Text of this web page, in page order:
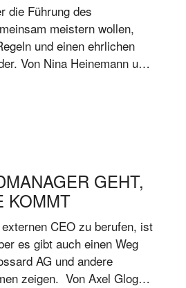
die Führung des
meistern wollen,
und einen ehrlichen
und
GEHT,
KOMMT
CEO zu berufen, ist
es gibt auch einen Weg
AG und andere
Axel Glo­ger*